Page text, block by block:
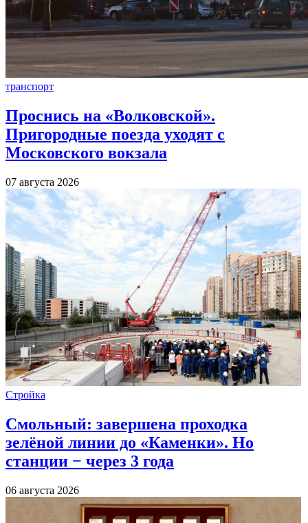
транспорт
Проснись на «Волковской».
Пригородные поезда уходят с
Московского вокзала
07 августа 2026
Стройка
Смольный: завершена проходка
зелёной линии до «Каменки». Но
станции − через 3 года
06 августа 2026